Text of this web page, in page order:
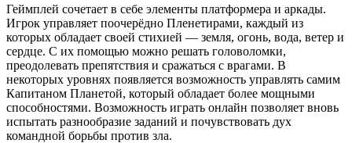
Геймплей сочетает в себе элементы платформера и аркады.
Игрок управляет поочерёдно Пленетирами, каждый из
которых обладает своей стихией — земля, огонь, вода, ветер и
сердце. С их помощью можно решать головоломки,
преодолевать препятствия и сражаться с врагами. В
некоторых уровнях появляется возможность управлять самим
Капитаном Планетой, который обладает более мощными
способностями. Возможность играть онлайн позволяет вновь
испытать разнообразие заданий и почувствовать дух
командной борьбы против зла.